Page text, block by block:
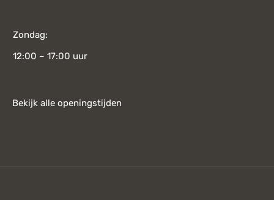
Zondag:
12:00 – 17:00 uur
Bekijk alle openingstijden